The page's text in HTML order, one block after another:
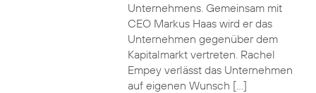
Unternehmens. Gemeinsam mit
CEO Markus Haas wird er das
Unternehmen gegenüber dem
Kapitalmarkt vertreten. Rachel
Empey verlässt das Unternehmen
auf eigenen Wunsch […]